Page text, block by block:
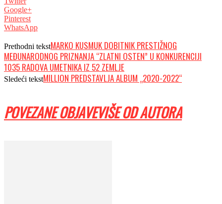
Google+
Pinterest
WhatsApp
Prethodni tekstMARKO KUSMUK DOBITNIK PRESTIŽNOG
MEĐUNARODNOG PRIZNANJA “ZLATNI OSTEN” U KONKURENCIJI
1035 RADOVA UMETNIKA IZ 52 ZEMLJE
Sledeći tekstMILLION PREDSTAVLJA ALBUM „2020-2022“
POVEZANE OBJAVEVIŠE OD AUTORA